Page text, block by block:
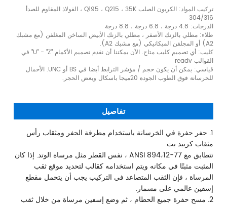
تركيب المواد: الكربون الصلب Q195 ، Q215 ، 35K ، الفولاذ المقاوم للصدأ
304/316
الدرجات: 4.8 درجة ، 6.8 درجة ، 8.8 درجة
طلاء: مطلي بالزنك الأصفر ، مطلي بالزنك الأبيض الساخن المغلفن (مع مشبك
A2) أو المجلفن الميكانيكي (مع مشبك A2).
كليب: أي تصميم كليب متاح. الآن يمكننا أن نقدم تصميم الأكمام "U" - "Z" في
القوالب readv
قياسي: يمكن أن يكون حجم / مؤشر الترابط أيضا في BS أو UNC. الأحمال
للخرسانة فوق الطوب الجودة 20ميجا باسكال وبعض الحجر.
تفاصيل
1. حفر حفرة في الخرسانة باستخدام مطرقة الحفر ومثقاب رأس
مثقاب كربيد بت
تتطابق مع ANSI 894،12-77 ، نفس القطر مثل مرساة الوتد. إذا كان
المثبت مثبتًا في مكانه ويتم استخدامه كقالب لتحديد موقع ثقب
المرساة ، فإن الثقب المتصاعد في التركيب يجب أن يتحمل مقطع
إسفين عالمي على مسمار.
2. مسح حفرة جميع الحطام ، ثم وضع إسفين مرساة من خلال ثقب